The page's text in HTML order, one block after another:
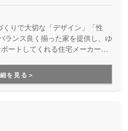
くりで大切な「デザイン」「性
ランス良く揃った家を提供し、ゆ
ートしてくれる住宅メーカーで
ら、家族の暮らし方や生き方に
た後のサポートまで、末長く人
す。
を見る＞